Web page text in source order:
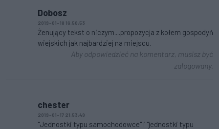
Dobosz
2019-01-18 16:50:53
Żenujący tekst o niczym....propozycja z kołem gospodyń
wiejskich jak najbardziej na miejscu.
Aby odpowiedzieć na komentarz, musisz być
zalogowany.
chester
2019-01-17 21:53:49
"Jednostki typu samochodowce" i "jednostki typu